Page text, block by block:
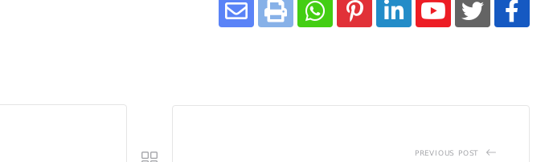
PREVIOUS POST